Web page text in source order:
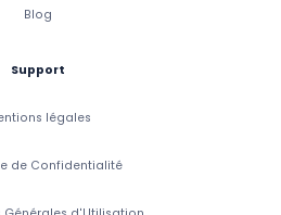
Blog
Support
légales
de Confidentialité